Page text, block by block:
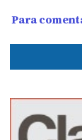
Para